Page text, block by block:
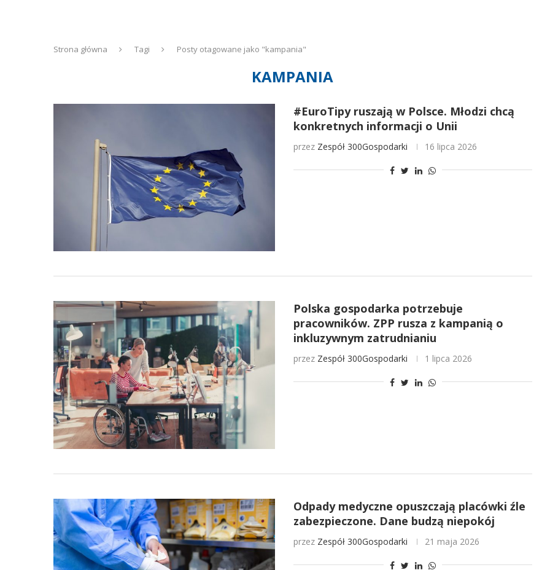
Strona główna Tagi Posty otagowane jako "kampania"
KAMPANIA
#EuroTipy ruszają w Polsce. Młodzi chcą
konkretnych informacji o Unii
przez Zespół 300Gospodarki 16 lipca 2026
Polska gospodarka potrzebuje
pracowników. ZPP rusza z kampanią o
inkluzywnym zatrudnianiu
przez Zespół 300Gospodarki 1 lipca 2026
Odpady medyczne opuszczają placówki źle
zabezpieczone. Dane budzą niepokój
przez Zespół 300Gospodarki 21 maja 2026